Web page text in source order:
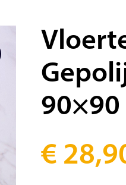
90×90
€